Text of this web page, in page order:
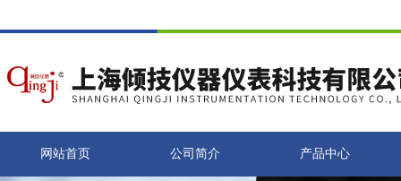
网站首页 公司简介 产品中心